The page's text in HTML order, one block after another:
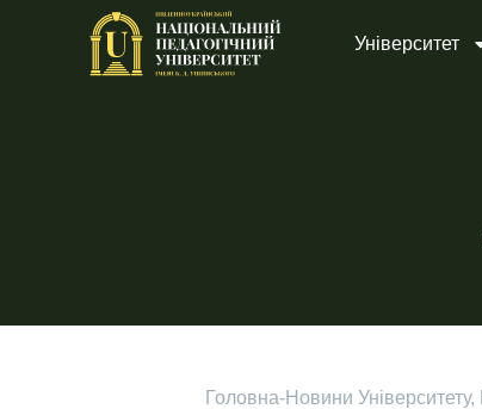
Університет
Головна-Новини Університету,